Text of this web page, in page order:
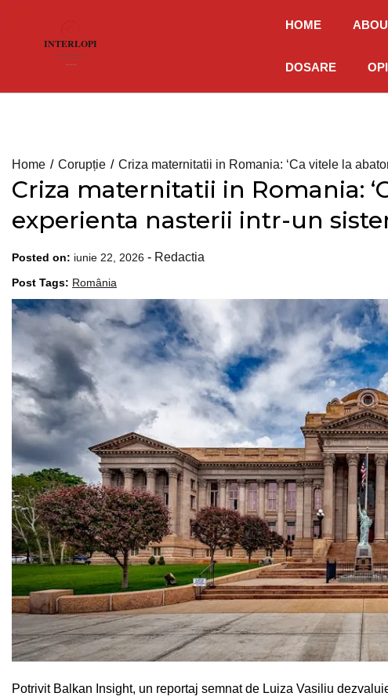
HOME
DOSARE
Home Corupție Criza maternitatii in Romania: ‘Ca vitele la
Criza maternitatii in Romania:
experienta nasterii intr-un
Posted on: iunie 22, 2026 - Redactia
Post Tags: România
Potrivit Balkan Insight, un reportaj semnat de Luiza Vasiliu